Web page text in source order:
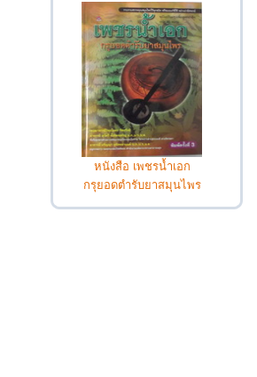
หนังสือ เพชรน้ำเอก
กรุยอดตำรับยาสมุนไพร